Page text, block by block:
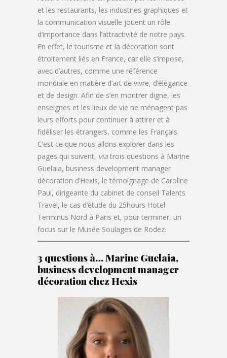
et les restaurants, les industries graphiques et
la communication visuelle jouent un rôle
d’importance dans l’attractivité de notre pays.
En effet, le tourisme et la décoration sont
étroitement liés en France, car elle s’impose,
avec d’autres, comme une référence
mondiale en matière d’art de vivre, d’élégance
et de design. Afin de s’en montrer digne, les
enseignes et les lieux de vie ne ménagent pas
leurs efforts pour continuer à attirer et à
fidéliser les étrangers, comme les Français.
C’est ce que nous allons explorer dans les
pages qui suivent, via trois questions à Marine
Guelaia, business development manager
décoration d’Hexis, le témoignage de Caroline
Paul, dirigeante du cabinet de conseil Talents
Travel, le cas d’étude du 25hours Hotel
Terminus Nord à Paris et, pour terminer, un
focus sur le Musée Soulages de Rodez.
3 questions à… Marine Guelaia,
business development manager
décoration chezHexis